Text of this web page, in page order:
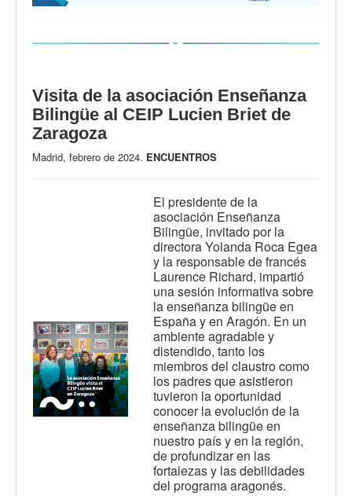
Visita de la asociación Enseñanza
Bilingüe al CEIP Lucien Briet de
Zaragoza
Madrid, febrero de 2024. ENCUENTROS
El presidente de la
asociación Enseñanza
Bilingüe, invitado por la
directora Yolanda Roca Egea
y la responsable de francés
Laurence Richard, impartió
una sesión informativa sobre
la enseñanza bilingüe en
España y en Aragón. En un
ambiente agradable y
distendido, tanto los
miembros del claustro como
los padres que asistieron
tuvieron la oportunidad
conocer la evolución de la
enseñanza bilingüe en
nuestro país y en la región,
de profundizar en las
fortalezas y las debilidades
del programa aragonés.